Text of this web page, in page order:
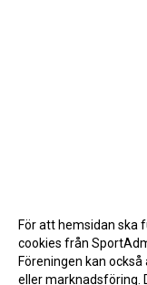
För att hemsidan ska
cookies från
Föreningen kan
eller marknadsföring.